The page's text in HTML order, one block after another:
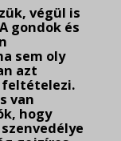
végül is
gondok és
sem oly
azt
van
hogy